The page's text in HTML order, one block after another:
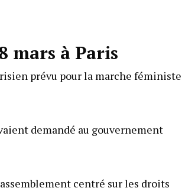
mars à Paris
prévu pour la marche féministe
demandé au gouvernement
centré sur les droits